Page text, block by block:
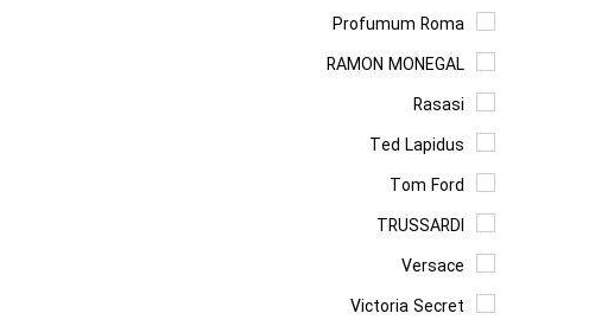
Profumum Roma
RAMON MONEGAL
Rasasi
Ted Lapidus
Tom Ford
TRUSSARDI
Versace
Victoria Secret